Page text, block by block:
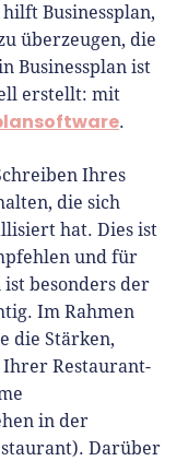
Businessplan,
überzeugen, die
Businessplan ist
erstellt: mit
.
Ihres
die sich
hat. Dies ist
und für
besonders der
Im Rahmen
die Stärken,
Ihrer Restaurant-
in der
Darüber